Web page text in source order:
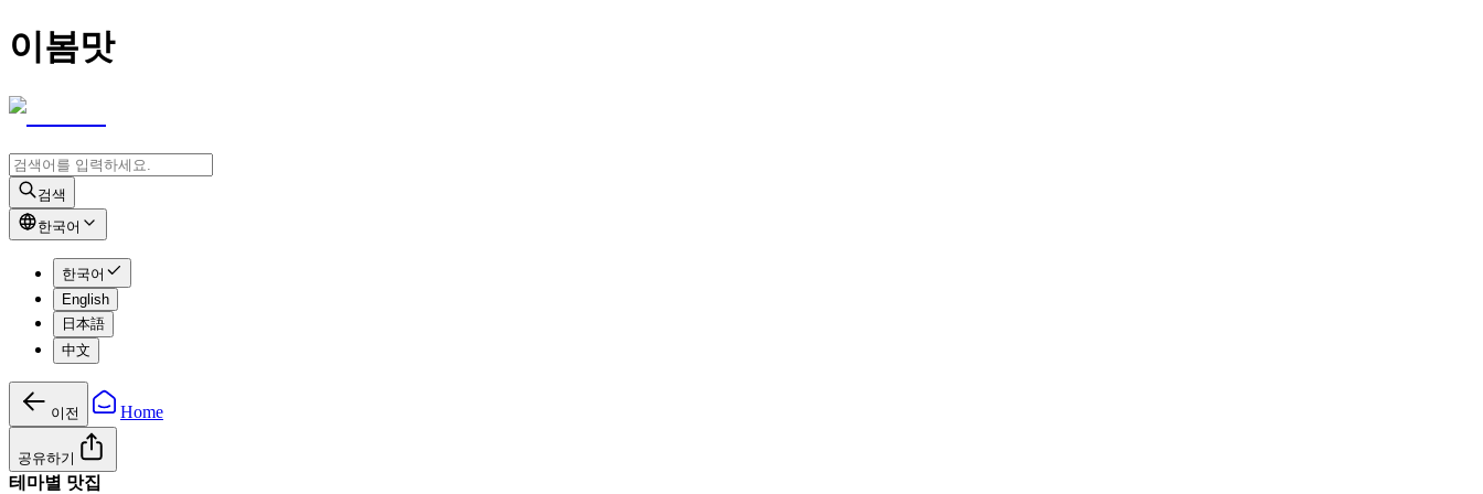
이봄맛
검색
한국어
한국어
English
日本語
中文
이전 Home
공유하기
테마별 맛집